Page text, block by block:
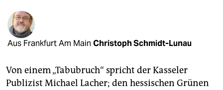
fragen & hilfe
unterstützen
genossenschaft
Aus Frankfurt Am Main Christoph Schmidt-Lunau
Von einem „Tabubruch“ spricht der Kasseler
Publizist Michael Lacher; den hessischen Grünen